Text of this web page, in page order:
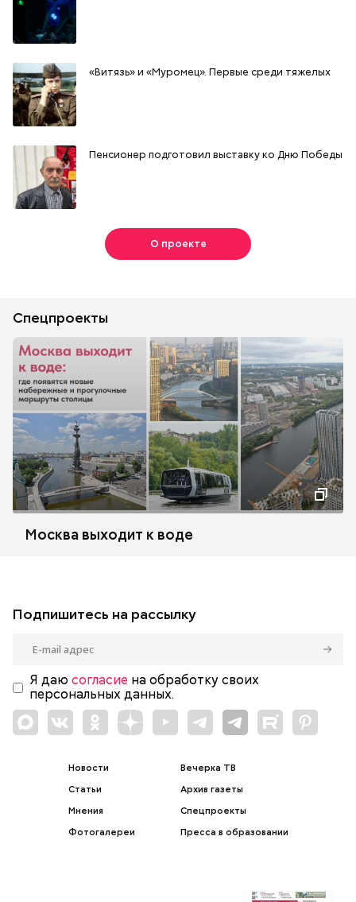
«Витязь» и «Муромец». Первые среди тяжелых
Пенсионер подготовил выставку ко Дню Победы
О проекте
Спецпроекты
Москва выходит к воде
Подпишитесь на рассылку
Я даю согласие на обработку своих
персональных данных.
Новости
Статьи
Мнения
Фотогалереи
Вечерка ТВ
Архив газеты
Спецпроекты
Пресса в образовании